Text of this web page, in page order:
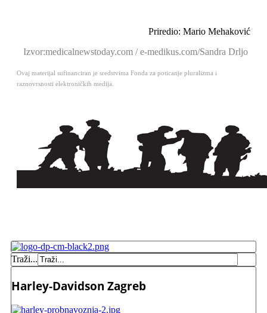
Priredio: Mario Mehaković
Izvor:medicalnewstoday.com / e-medikus.com/Sandra Drljo
Ovaj materijal sufinanciran je sredstvima Fonda za poticanje pluralizma i
raznovrsnosti elektroničkih medija.
Traži...
Harley-Davidson Zagreb